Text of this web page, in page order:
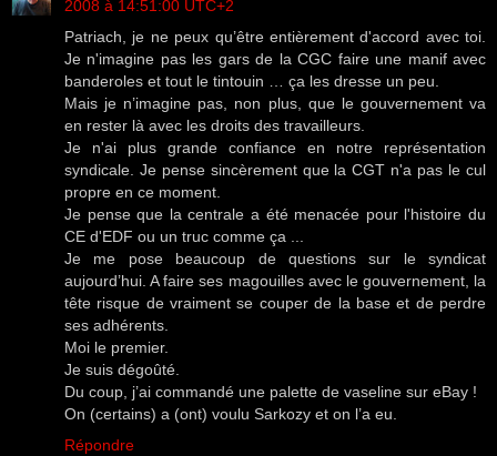
2008 à 14:51:00 UTC+2
Patriach, je ne peux qu’être entièrement d'accord avec toi.
Je n'imagine pas les gars de la CGC faire une manif avec
banderoles et tout le tintouin … ça les dresse un peu.
Mais je n’imagine pas, non plus, que le gouvernement va
en rester là avec les droits des travailleurs.
Je n'ai plus grande confiance en notre représentation
syndicale. Je pense sincèrement que la CGT n'a pas le cul
propre en ce moment.
Je pense que la centrale a été menacée pour l'histoire du
CE d'EDF ou un truc comme ça ...
Je me pose beaucoup de questions sur le syndicat
aujourd’hui. A faire ses magouilles avec le gouvernement, la
tête risque de vraiment se couper de la base et de perdre
ses adhérents.
Moi le premier.
Je suis dégoûté.
Du coup, j’ai commandé une palette de vaseline sur eBay !
On (certains) a (ont) voulu Sarkozy et on l’a eu.
Répondre